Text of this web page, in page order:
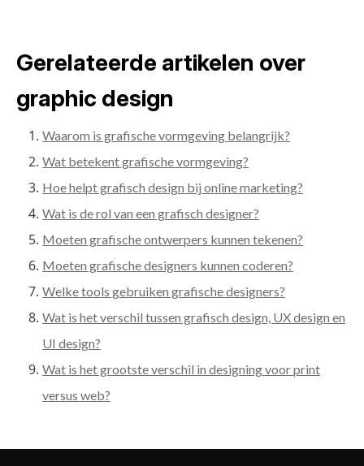
Gerelateerde artikelen over
graphic design
Waarom is grafische vormgeving belangrijk?
Wat betekent grafische vormgeving?
Hoe helpt grafisch design bij online marketing?
Wat is de rol van een grafisch designer?
Moeten grafische ontwerpers kunnen tekenen?
Moeten grafische designers kunnen coderen?
Welke tools gebruiken grafische designers?
Wat is het verschil tussen grafisch design, UX design en
UI design?
Wat is het grootste verschil in designing voor print
versus web?